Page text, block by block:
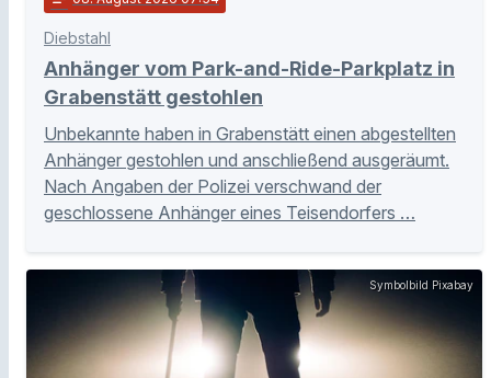
Diebstahl
Anhänger vom Park-and-Ride-Parkplatz in
Grabenstätt gestohlen
Unbekannte haben in Grabenstätt einen abgestellten
Anhänger gestohlen und anschließend ausgeräumt.
Nach Angaben der Polizei verschwand der
geschlossene Anhänger eines Teisendorfers …
Symbolbild Pixabay